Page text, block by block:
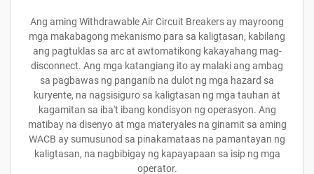
Ang aming Withdrawable Air Circuit Breakers ay mayroong
mga makabagong mekanismo para sa kaligtasan, kabilang
ang pagtuklas sa arc at awtomatikong kakayahang mag-
disconnect. Ang mga katangiang ito ay malaki ang ambag
sa pagbawas ng panganib na dulot ng mga hazard sa
kuryente, na nagsisiguro sa kaligtasan ng mga tauhan at
kagamitan sa iba't ibang kondisyon ng operasyon. Ang
matibay na disenyo at mga materyales na ginamit sa aming
WACB ay sumusunod sa pinakamataas na pamantayan ng
kaligtasan, na nagbibigay ng kapayapaan sa isip ng mga
operator.